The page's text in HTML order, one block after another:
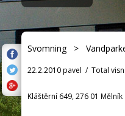
Svomning>
22.2.2010 pavel / Total
Kláštěrní 649, 276 01 Mělník